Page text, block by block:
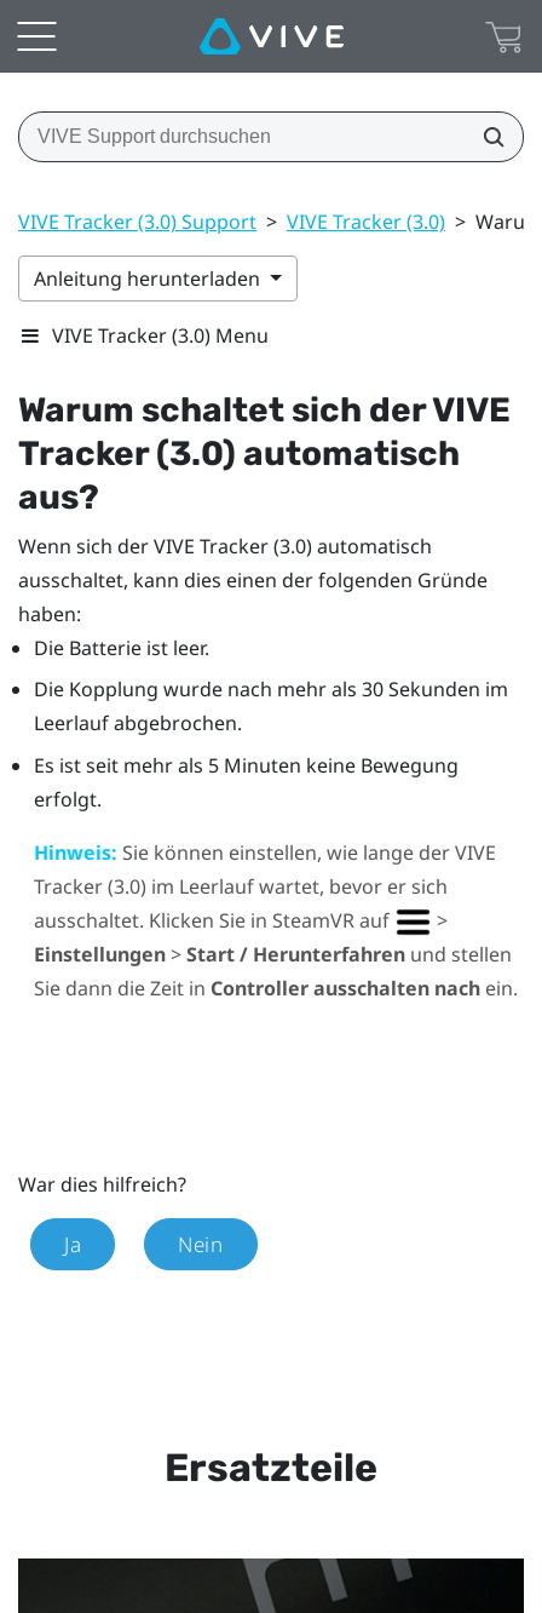
VIVE Tracker (3.0) Support > VIVE Tracker (3.0) >
Anleitung herunterladen
VIVE Tracker (3.0) Menu
Warum schaltet sich derVIVE
Tracker (3.0) automatisch
aus?
Wenn sich derVIVE Tracker (3.0)automatisch
ausschaltet, kann dies einen der folgenden Gründe
haben:
Die Batterie ist leer.
Die Kopplung wurde nach mehr als 30 Sekunden im
Leerlauf abgebrochen.
Es ist seit mehr als 5 Minuten keine Bewegung
erfolgt.
Hinweis: Sie können einstellen, wie lange derVIVE
Tracker (3.0) im Leerlauf wartet, bevor er sich
ausschaltet. Klicken Sie in SteamVRauf
>
Einstellungen>Start / Herunterfahrenund stellen
Sie dann die Zeit in Controller ausschalten nachein.
War dies hilfreich?
Ja Nein
Ersatzteile